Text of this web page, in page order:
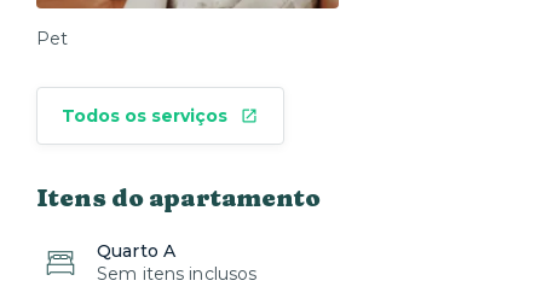
Pet
Todos os serviços
Itens do apartamento
Quarto A
Sem itens inclusos